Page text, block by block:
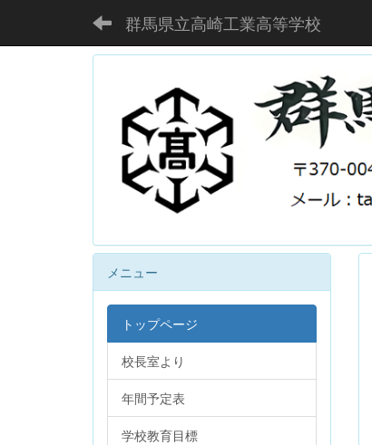
群馬県立高崎工業高等学校
メニュー
トップページ
校長室より
年間予定表
学校教育目標